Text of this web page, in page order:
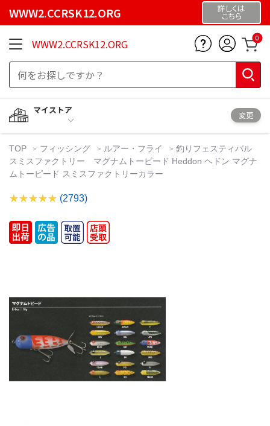
WWW2.CCRSK12.ORG 詳しくは
こちら
WWW2.CCRSK12.ORG 0
マイストア
変更
TOP フィッシング ルアー・フライ
釣りフェスティバル
スミスファクトリー マグナムトービード Heddon ヘドン マグナ
ムトーピード スミスファクトリーカラー
(2793)